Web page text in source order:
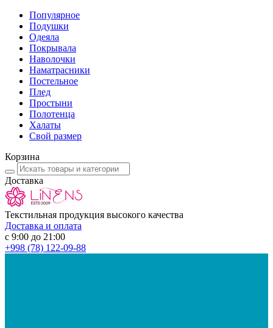
Популярное
Подушки
Одеяла
Покрывала
Наволочки
Наматрасники
Постельное
Плед
Простыни
Полотенца
Халаты
Свой размер
Корзина
Доставка
Текстильная продукция высокого качества
Доставка и оплата
с 9:00 до 21:00
+998 (78) 122-09-88